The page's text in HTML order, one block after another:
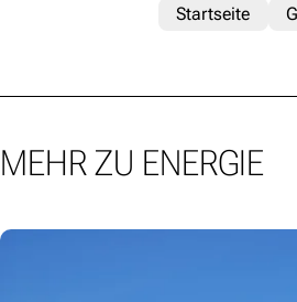
Startseite
MEHR ZU ENERGIE